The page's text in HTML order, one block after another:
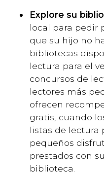
Explore su
local para pedir
que su hijo no
bibliotecas
lectura para el
concursos de
lectores más
ofrecen
gratis, cuando
listas de lectura
pequeños
prestados con
biblioteca.